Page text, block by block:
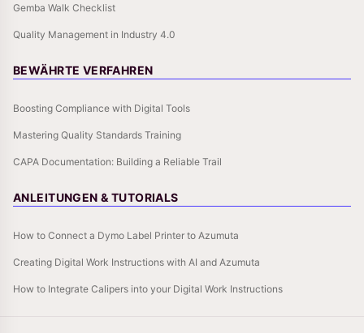
Gemba Walk Checklist
Quality Management in Industry 4.0
BEWÄHRTE VERFAHREN
Boosting Compliance with Digital Tools
Mastering Quality Standards Training
CAPA Documentation: Building a Reliable Trail
ANLEITUNGEN & TUTORIALS
How to Connect a Dymo Label Printer to Azumuta
Creating Digital Work Instructions with AI and Azumuta
How to Integrate Calipers into your Digital Work Instructions